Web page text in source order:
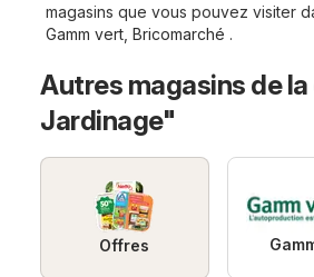
magasins que vous pouvez visiter
Gamm vert Bricomarché .
Autres magasins de
Jardinage"
Offres